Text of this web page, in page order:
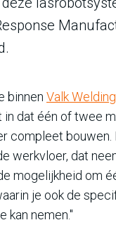
binnen Valk Welding
in dat één of twee
compleet bouwen.
werkvloer, dat
mogelijkheid om
je ook de
kan nemen."